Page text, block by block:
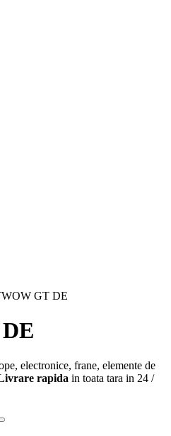
GT DE
electronice, frane, elemente de
rapida in toata tara in 24 /